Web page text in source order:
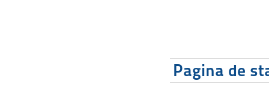
Pagina de